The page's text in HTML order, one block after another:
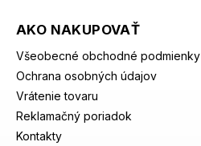
AKO NAKUPOVAŤ
Všeobecné obchodné podmienky
Ochrana osobných údajov
Vrátenie tovaru
Reklamačný poriadok
Kontakty